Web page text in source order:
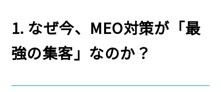
1. なぜ今、MEO対策が「最
強の集客」なのか？